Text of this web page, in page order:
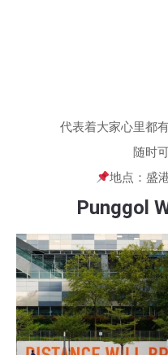
代表着大家心里都
随时
地点：盛
Punggol